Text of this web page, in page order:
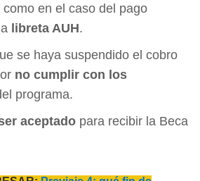
como en el caso del pago
libreta AUH.
se haya suspendido el cobro
no cumplir con los
programa.
aceptado para recibir la Beca